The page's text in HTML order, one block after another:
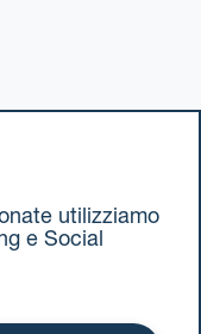
utilizziamo
e Social